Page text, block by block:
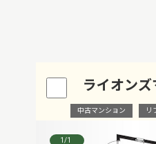
ライオン
中古マンション リ
1 /1